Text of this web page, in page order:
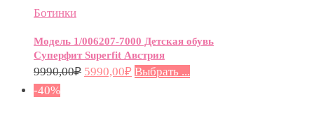
Ботинки
Модель 1/006207-7000 Детская обувь
Суперфит Superfit Австрия
9990,00₽ 5990,00₽ Выбрать ...
-40%